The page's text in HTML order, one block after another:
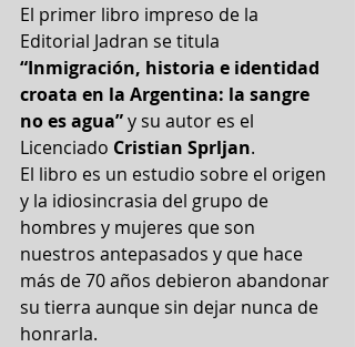
El primer libro impreso de la
Editorial Jadran se titula
“Inmigración, historia e identidad
croata en la Argentina: la sangre
no es agua” y su autor es el
Licenciado Cristian Sprljan.
El libro es un estudio sobre el origen
y la idiosincrasia del grupo de
hombres y mujeres que son
nuestros antepasados y que hace
más de 70 años debieron abandonar
su tierra aunque sin dejar nunca de
honrarla.